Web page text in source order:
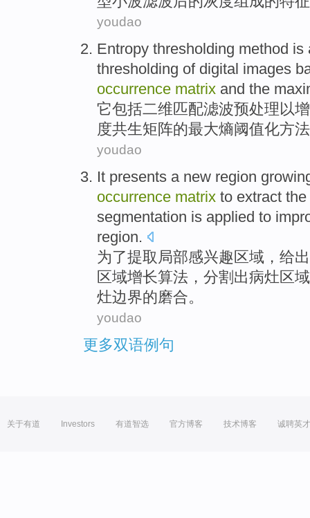
youdao
Entropy thresholding method is
thresholding ofdigital images
occurrence matrix and the
它包括二维匹配滤波预处理以
度共生矩阵的最大熵阈值化方法
youdao
It presents a new region
occurrence matrix to extract the
segmentation is applied to
region.
为了提取 局部感兴趣 区域 ， 给
区域增长算法 ， 分割 出病灶区
灶边界的磨合。
youdao
更多双语例句
关于有道 Investors 有道智选 官方博客 技术博客 诚聘英才